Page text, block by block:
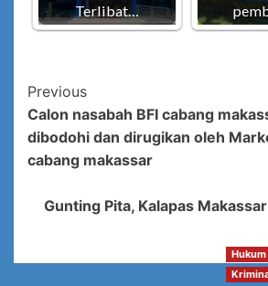
Terlibat…
Post
Navigation
Previous
Calon nasabah BFI cabang
dibodohi dan dirugikan oleh
cabang makassar
Gunting Pita, Kalapas
Hukum